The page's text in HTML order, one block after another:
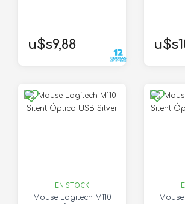
u$s9,88
EN STOCK
Mouse Logitech M110
Mouse